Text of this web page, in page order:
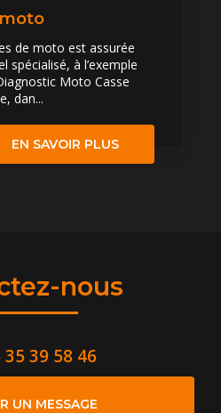
de moto est assurée
spécialisé, à l’exemple
Moto Casse
dan...
EN SAVOIR PLUS
nous
35 39 58 46
UN MESSAGE